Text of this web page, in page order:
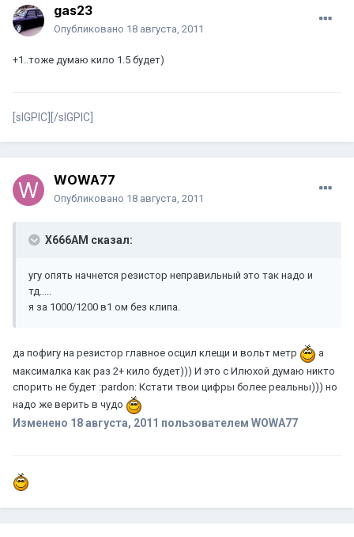
gas23
Опубликовано 18 августа, 2011
+1..тоже думаю кило 1.5 будет)
[sIGPIC][/sIGPIC]
WOWA77
Опубликовано 18 августа, 2011
X666AM сказал:
угу опять начнется резистор неправильный это так надо и
тд.....
я за 1000/1200 в1 ом без клипа.
да пофигу на резистор главное осцил клещи и вольт метр
а
максималка как раз 2+ кило будет))) И это с Илюхой думаю никто
спорить не будет :pardon: Кстати твои цифры более реальны))) но
надо же верить в чудо
Изменено 18 августа, 2011 пользователем WOWA77